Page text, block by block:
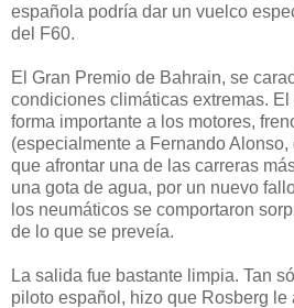
española podría dar un vuelco
del F60.
El Gran Premio de Bahrain, se
condiciones climáticas extremas.
forma importante a los motores,
(especialmente a Fernando
que afrontar una de las carreras
una gota de agua, por un nuevo
los neumáticos se comportaron
de lo que se preveía.
La salida fue bastante limpia. Tan
piloto español, hizo que Rosberg le